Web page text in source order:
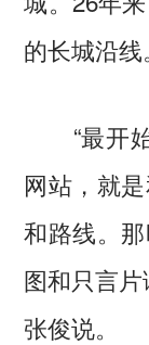
的长城沿线。
“最开始
网站，就
和路线。
图和只言
张俊说。